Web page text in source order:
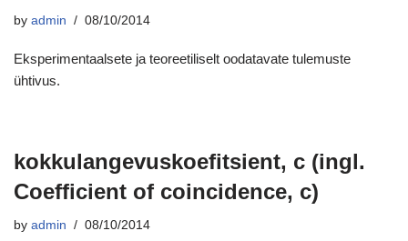
by admin 08/10/2014
Eksperimentaalsete ja teoreetiliselt oodatavate tulemuste
ühtivus.
kokkulangevuskoefitsient, c (ingl.
Coefficient of coincidence, c)
by admin 08/10/2014